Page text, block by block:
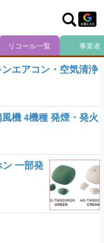
エアコン・空気清浄
機 4機種 発煙・発火
一部発
リコール一覧 事業者